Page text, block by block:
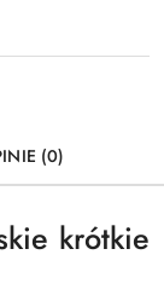
(0)
krótkie